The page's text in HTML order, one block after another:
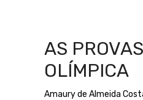
AS
OLÍMPICA
Amaury de Almeida